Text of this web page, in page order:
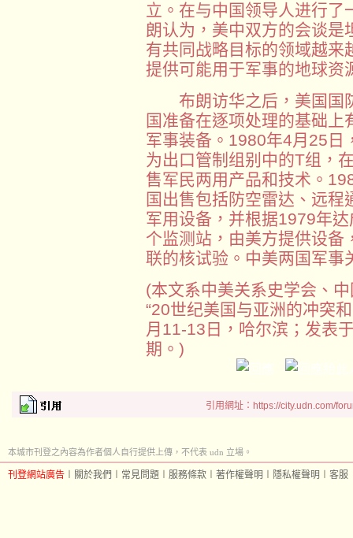
立。在与中国领导人进行了
朗认为，美中双方的会谈是
有共同战略目标的领域越来
提供可能用于军事的地球资
布朗访华之后，美国国
国准备在逐项处理的基础
军事装备。1980年4月25日
为出口管制组别中的T组，
售军民两用产品和技术。
国出售包括防空雷达、远
军用设备，并根据1979年
个监测站，由美方提供设备
联的核试验。中美两国军事
(本文系中美关系史学会、
“20世纪美国与亚洲的冲突
月11-13日，哈尔滨；发表
期。)
引用網址：https://city.udn.com/
本城市刊登之內容為作者個人自行提供上傳，不代表 udn 立場。
刊登網站廣告 關於我們 常見問題 服務條款 著作權聲明 隱私權聲明 客服